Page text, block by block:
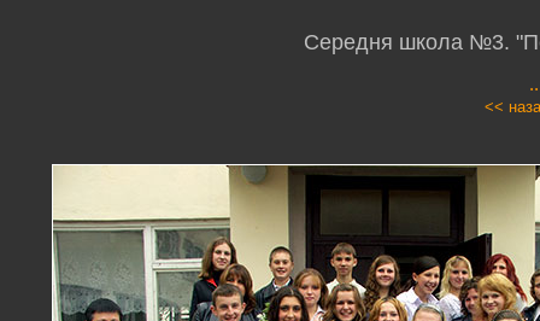
Середня школа №3.
<<